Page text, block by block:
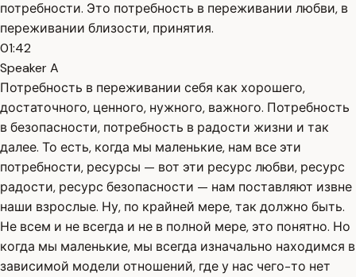
потребности. Это потребность в переживании любви, в
переживании близости, принятия.
01:42
Speaker A
Потребность в переживании себя как хорошего,
достаточного, ценного, нужного, важного. Потребность
в безопасности, потребность в радости жизни и так
далее. То есть, когда мы маленькие, нам все эти
потребности, ресурсы — вот эти ресурс любви, ресурс
радости, ресурс безопасности — нам поставляют извне
наши взрослые. Ну, по крайней мере, так должно быть.
Не всем и не всегда и не в полной мере, это понятно. Но
когда мы маленькие, мы всегда изначально находимся в
зависимой модели отношений, где у нас чего-то нет